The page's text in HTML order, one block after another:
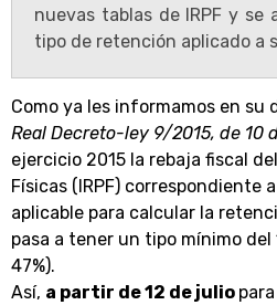
nuevas tablas de IRPF y se
tipo de retención aplicado a
Como ya les informamos en su
Real Decreto-ley 9/2015, de 10
ejercicio 2015 la rebaja fiscal
Físicas (IRPF) correspondiente
aplicable para calcular la
pasa a tener un tipo mínimo del
47%).
Así, a partir de 12 de julio